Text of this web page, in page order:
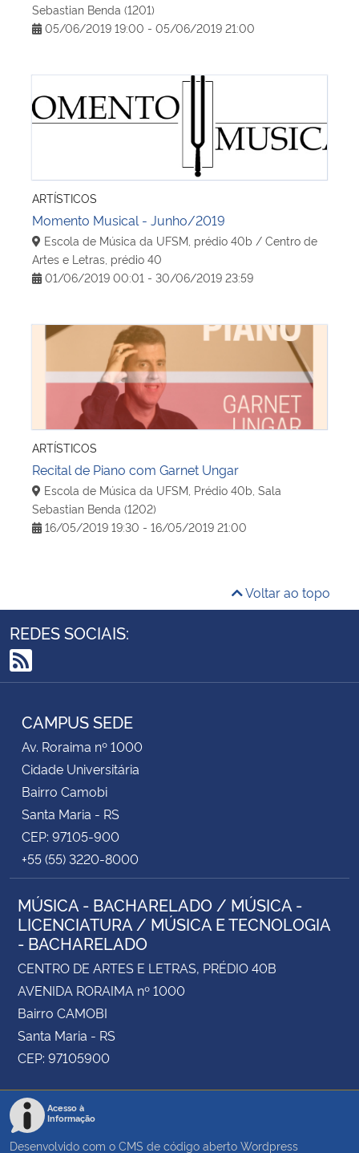
Sebastian Benda (1201)
05/06/2019 19:00 - 05/06/2019 21:00
Momento Musical - Junho/2019
ARTÍSTICOS
Momento Musical - Junho/2019
Escola de Música da UFSM, prédio 40b / Centro de
Artes e Letras, prédio 40
01/06/2019 00:01 - 30/06/2019 23:59
Recital de Piano com Garnet Ungar
ARTÍSTICOS
Recital de Piano com Garnet Ungar
Escola de Música da UFSM, Prédio 40b, Sala
Sebastian Benda (1202)
16/05/2019 19:30 - 16/05/2019 21:00
Voltar ao topo
REDES SOCIAIS:
RSS
CAMPUS SEDE
Av. Roraima nº 1000
Cidade Universitária
Bairro Camobi
Santa Maria - RS
CEP: 97105-900
+55 (55) 3220-8000
MÚSICA - BACHARELADO / MÚSICA -
LICENCIATURA / MÚSICA E TECNOLOGIA
- BACHARELADO
CENTRO DE ARTES E LETRAS, PRÉDIO 40B
AVENIDA RORAIMA nº 1000
Bairro CAMOBI
Santa Maria - RS
CEP: 97105900
Acesso à
Informação
Desenvolvido com o CMS de código aberto Wordpress